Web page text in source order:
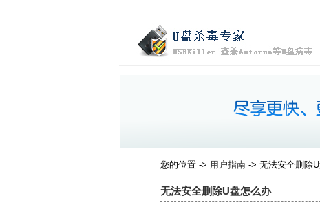
您的位置 -> 用户指南-> 无法安全删除
无法安全删除U盘怎么办